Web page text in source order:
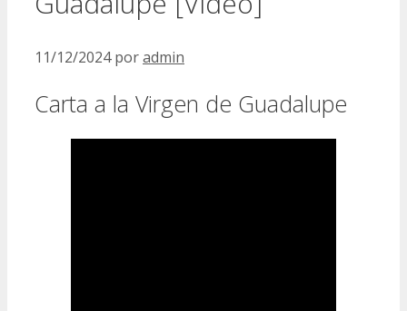
11/12/2024 poradmin
Carta a la Virgen de Guadalupe